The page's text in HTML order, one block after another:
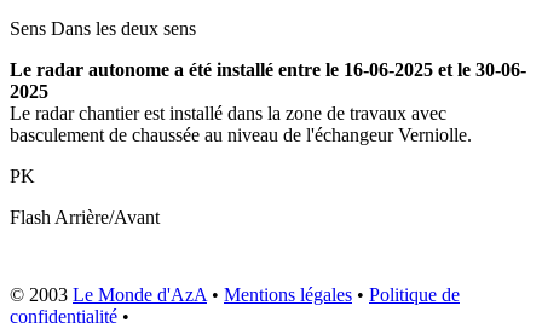
Sens Dans les deux sens
Le radar autonome a été installé entre le 16-06-2025 et le 30-06-
2025
Le radar chantier est installé dans la zone de travaux avec
basculement de chaussée au niveau de l'échangeur Verniolle.
PK
FlashArrière/Avant
© 2003 Le Monde d'AzA• Mentions légales • Politique de
confidentialité •